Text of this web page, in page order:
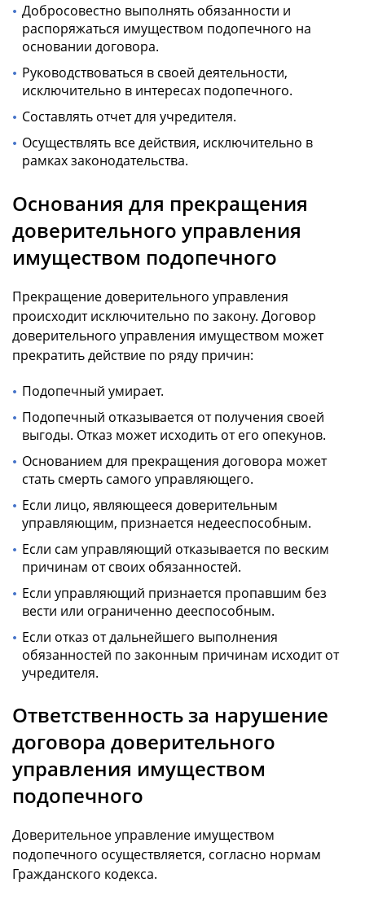
Добросовестно выполнять обязанности и
распоряжаться имуществом подопечного на
основании договора.
Руководствоваться в своей деятельности,
исключительно в интересах подопечного.
Составлять отчет для учредителя.
Осуществлять все действия, исключительно в
рамках законодательства.
Основания для прекращения
доверительного управления
имуществом подопечного
Прекращение доверительного управления
происходит исключительно по закону. Договор
доверительного управления имуществом может
прекратить действие по ряду причин:
Подопечный умирает.
Подопечный отказывается от получения своей
выгоды. Отказ может исходить от его опекунов.
Основанием для прекращения договора может
стать смерть самого управляющего.
Если лицо, являющееся доверительным
управляющим, признается недееспособным.
Если сам управляющий отказывается по веским
причинам от своих обязанностей.
Если управляющий признается пропавшим без
вести или ограниченно дееспособным.
Если отказ от дальнейшего выполнения
обязанностей по законным причинам исходит от
учредителя.
Ответственность за нарушение
договора доверительного
управления имуществом
подопечного
Доверительное управление имуществом
подопечного осуществляется, согласно нормам
Гражданского кодекса.